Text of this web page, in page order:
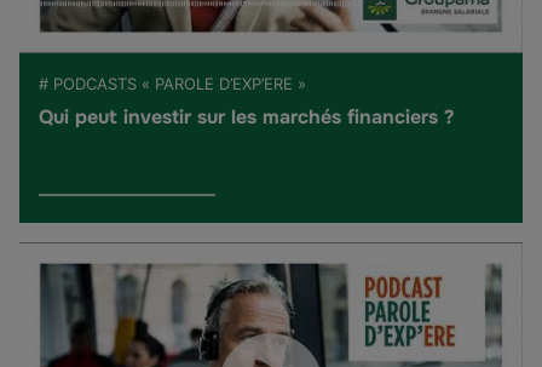
# PODCASTS « PAROLE D’EXP’ERE »
Qui peut investir sur les marchés financiers ?